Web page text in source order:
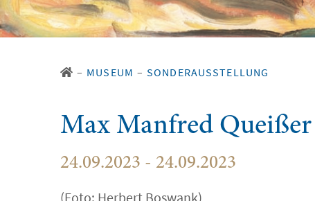
– MUSEUM – SONDERAUSSTELLUNG
Max Manfred
24.09.2023 - 24.09.2023
(Foto: Herbert Boswank)